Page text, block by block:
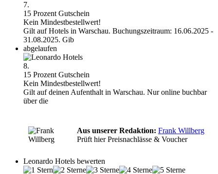
7.
15 Prozent Gutschein
Kein Mindestbestellwert!
Gilt auf Hotels in Warschau. Buchungszeitraum: 16.06.2025 -
31.08.2025. Gib
abgelaufen
8.
15 Prozent Gutschein
Kein Mindestbestellwert!
Gilt auf deinen Aufenthalt in Warschau. Nur online buchbar
über die
Aus unserer Redaktion: Frank Willberg
Prüft hier Preisnachlässe & Voucher
Leonardo Hotels bewerten